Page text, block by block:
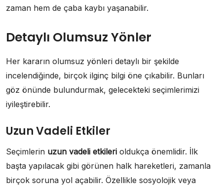
zaman hem de çaba kaybı yaşanabilir.
Detaylı Olumsuz Yönler
Her kararın olumsuz yönleri detaylı bir şekilde
incelendiğinde, birçok ilginç bilgi öne çıkabilir. Bunları
göz önünde bulundurmak, gelecekteki seçimlerimizi
iyileştirebilir.
Uzun Vadeli Etkiler
Seçimlerin uzun vadeli etkileri oldukça önemlidir. İlk
başta yapılacak gibi görünen halk hareketleri, zamanla
birçok soruna yol açabilir. Özellikle sosyolojik veya